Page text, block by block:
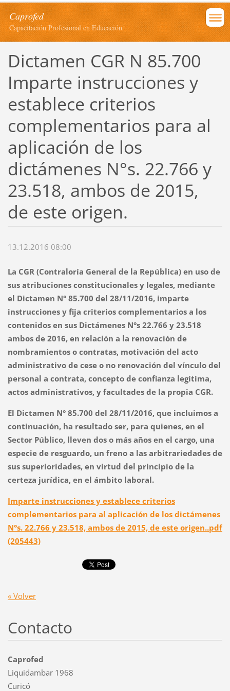
Caprofed
Capacitación Profesional en Educación
Dictamen CGR N 85.700
Imparte instrucciones y
establece criterios
complementarios para al
aplicación de los
dictámenes N°s. 22.766 y
23.518, ambos de 2015,
de este origen.
13.12.2016 08:00
La CGR (Contraloría General de la República) en uso de
sus atribuciones constitucionales y legales, mediante
el Dictamen N° 85.700 del 28/11/2016, imparte
instrucciones y fija criterios complementarios a los
contenidos en sus Dictámenes N°s 22.766 y 23.518
ambos de 2016, en relación a la renovación de
nombramientos o contratas, motivación del acto
administrativo de cese o no renovación del vínculo del
personal a contrata, concepto de confianza legítima,
actos administrativos, y facultades de la propia CGR.
El Dictamen N° 85.700 del 28/11/2016, que incluimos a
continuación, ha resultado ser, para quienes, en el
Sector Público, lleven dos o más años en el cargo, una
especie de resguardo, un freno a las arbitrariedades de
sus superioridades, en virtud del principio de la
certeza jurídica, en el ámbito laboral.
Imparte instrucciones y establece criterios
complementarios para al aplicación de los dictámenes
N°s. 22.766 y 23.518, ambos de 2015, de este origen..pdf
(205443)
« Volver
Contacto
Caprofed
Liquidambar 1968
Curicó